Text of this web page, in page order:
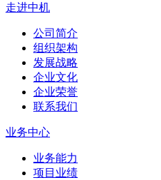
走进中机
公司简介
组织架构
发展战略
企业文化
企业荣誉
联系我们
业务中心
业务能力
项目业绩